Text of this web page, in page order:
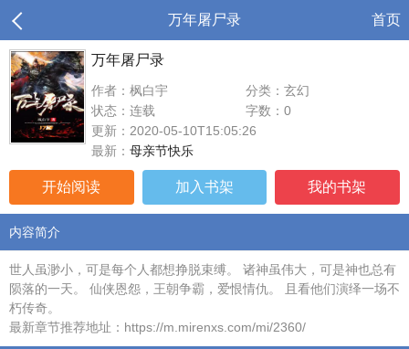
万年屠尸录 首页
万年屠尸录
作者：枫白宇
分类：玄幻
状态：连载
字数：0
更新：2020-05-10T15:05:26
最新： 母亲节快乐
开始阅读 加入书架 我的书架
内容简介
世人虽渺小，可是每个人都想挣脱束缚。 诸神虽伟大，可是神也总有
陨落的一天。 仙侠恩怨，王朝争霸，爱恨情仇。 且看他们演绎一场不
朽传奇。
最新章节推荐地址：https://m.mirenxs.com/mi/2360/